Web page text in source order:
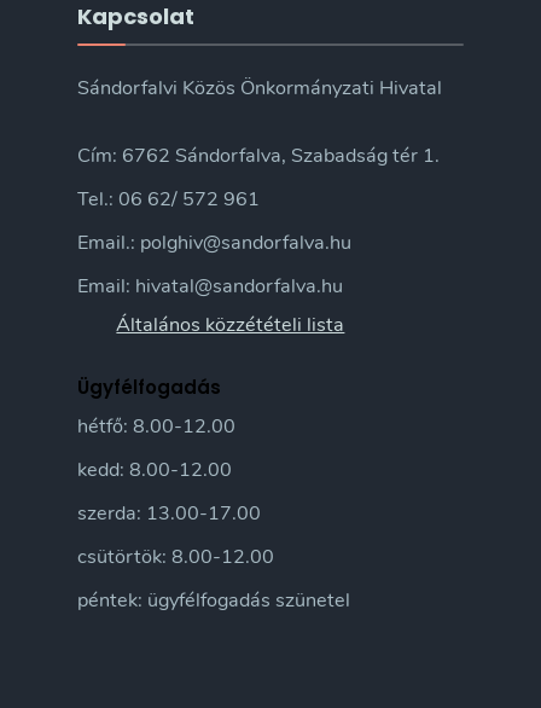
Kapcsolat
Sándorfalvi Közös Önkormányzati Hivatal
Cím: 6762 Sándorfalva, Szabadság tér 1.
Tel.: 06 62/ 572 961
Email.: polghiv@sandorfalva.hu
Email: hivatal@sandorfalva.hu
Általános közzétételi lista
Ügyfélfogadás
hétfő: 8.00-12.00
kedd: 8.00-12.00
szerda: 13.00-17.00
csütörtök: 8.00-12.00
péntek: ügyfélfogadás szünetel